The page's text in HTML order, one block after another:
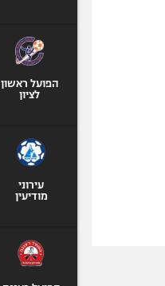
הפועל ראשון
לציון
עירוני
מודיעין